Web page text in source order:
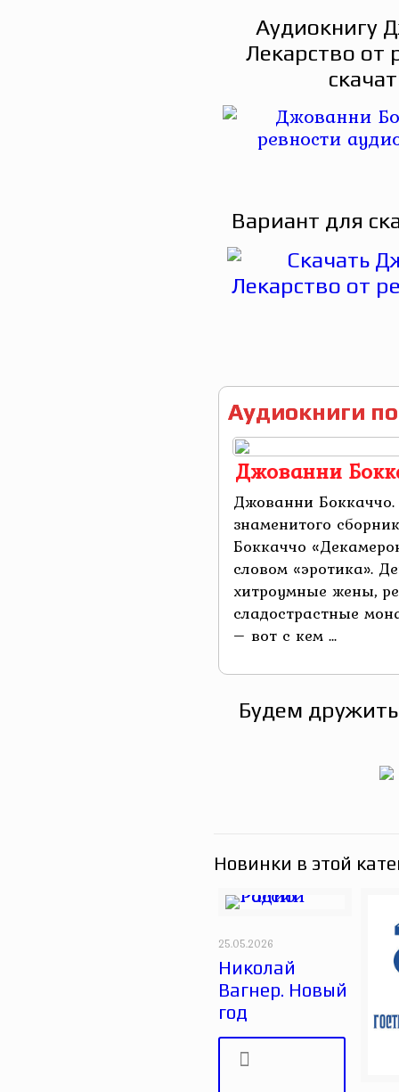
Аудиокнигу
Лекарство от
Вариант для
Аудиокниги
Джованни
Джованни
знаменитого
Боккаччо
словом «эротика».
хитроумные жены,
сладострастные
– вот с кем ...
Будем
Новинки в этой
25.05.2026
Николай
Вагнер. Новый
год